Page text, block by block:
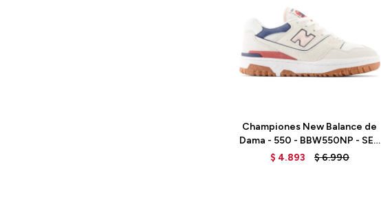
Championes New Balance de
Dama - 550 - BBW550NP - SEA
SALT
$ 4.893 $6.990